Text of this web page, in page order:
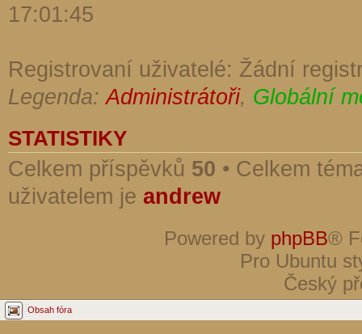
17:01:45
Registrovaní uživatelé: Žádní
Legenda:Administrátoři, Globální
STATISTIKY
Celkem příspěvků 50 • Celkem
uživatelem je andrew
Powered by phpBB®
Pro Ubuntu
Český
Obsah fóra